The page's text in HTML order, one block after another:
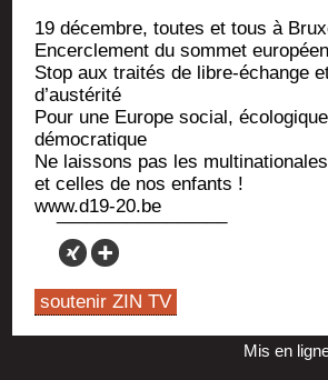
19 décembre, toutes et tous à
Encer­cle­ment du som­met
Stop aux trai­tés de libre-échange
d’austérité
Pour une Europe social,
démocratique
Ne lais­sons pas les
et celles de nos enfants !
www.d19-20.be
soutenir ZIN TV
Mis en